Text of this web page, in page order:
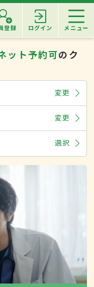
登録 ログイン メニュー
ット予約可のク
変更
変更
選択